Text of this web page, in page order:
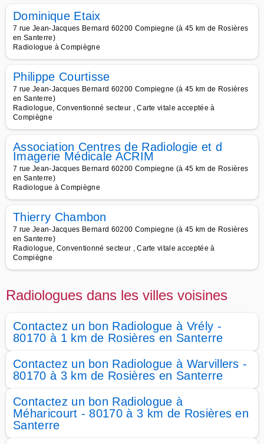
Dominique Etaix
7 rue Jean-Jacques Bernard 60200 Compiegne (à 45 km de Rosières
en Santerre)
Radiologue à Compiègne
Philippe Courtisse
7 rue Jean-Jacques Bernard 60200 Compiegne (à 45 km de Rosières
en Santerre)
Radiologue, Conventionné secteur , Carte vitale acceptée à
Compiègne
Association Centres de Radiologie et d
Imagerie Médicale ACRIM
7 rue Jean-Jacques Bernard 60200 Compiegne (à 45 km de Rosières
en Santerre)
Radiologue à Compiègne
Thierry Chambon
7 rue Jean-Jacques Bernard 60200 Compiegne (à 45 km de Rosières
en Santerre)
Radiologue, Conventionné secteur , Carte vitale acceptée à
Compiègne
Radiologues dans les villes voisines
Contactez un bon Radiologue à Vrély -
80170 à 1 km de Rosières en Santerre
Contactez un bon Radiologue à Warvillers -
80170 à 3 km de Rosières en Santerre
Contactez un bon Radiologue à
Méharicourt - 80170 à 3 km de Rosières en
Santerre